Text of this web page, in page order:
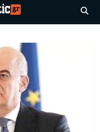
απο τη
Ελλάδα και